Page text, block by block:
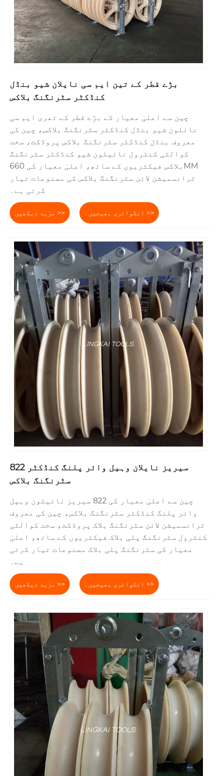
بڑے قطر کے تین ایم سی نایلان شیو بنڈل
کنڈکٹر سٹرنگنگ بلاکس
چین سے اعلیٰ معیار کے بڑے قطر کے تھری ایم سی
نائلون شیو بنڈل کنڈکٹر سٹرنگنگ بلاکس، چین کی
معروف بنڈل کنڈکٹر سٹرنگنگ بلاکس پروڈکٹ، سخت
کوالٹی کنٹرول نائیلون شیو کنڈکٹر سٹرنگنگ
بلاکس فیکٹریوں کے ساتھ، اعلیٰ معیار کی 660MM
ٹرانسمیشن لائن سٹرنگنگ بلاکس کی مصنوعات تیار
کرتی ہے۔
مزید دیکھیں >> انکوائری بھیجیں۔ >>
822 سیریز نایلان وہیل وائر پلنگ کنڈکٹر
سٹرنگنگ بلاکس
چین سے اعلیٰ معیار کی 822 سیریز نائیلون وہیل
وائر پلنگ کنڈکٹر سٹرنگنگ بلاکس، چین کی معروف
ٹرانسمیشن لائن سٹرنگنگ بلاک پروڈکٹ، سخت کوالٹی
کنٹرول سٹرنگنگ پلی بلاک فیکٹریوں کے ساتھ، اعلیٰ
معیار کی سٹرنگنگ پلی بلاک مصنوعات تیار کرتی
ہے۔
مزید دیکھیں >> انکوائری بھیجیں۔ >>